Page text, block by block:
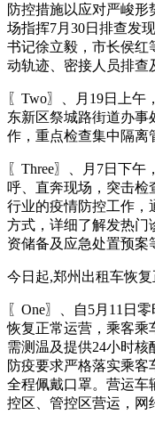
防控措施以应对严峻
场指挥7月30日排查发
书记徐立毅，市长侯红
动轨迹、密接人员排查
〖Two〗、月19日上
东新区祭城路街道办事
作，重点检查集中隔离
〖Three〗、月7日下
呼、直奔现场，突击
行业的疫情防控工作，
方式，详细了解发热门
资储备及应急处置预案
今日起,郑州出租车恢
〖One〗、自5月11日
恢复正常运营，乘客乘
需测温及提供24小时
防疫要求严格落实乘
全程佩戴口罩。营运车
控区、管控区营运，网